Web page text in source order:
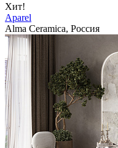
Хит!
Aparel
Alma Ceramica, Россия